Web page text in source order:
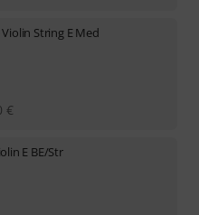
String E Med
€
E BE/Str